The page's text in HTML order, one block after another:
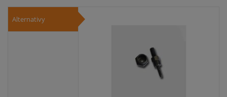
Alternativy